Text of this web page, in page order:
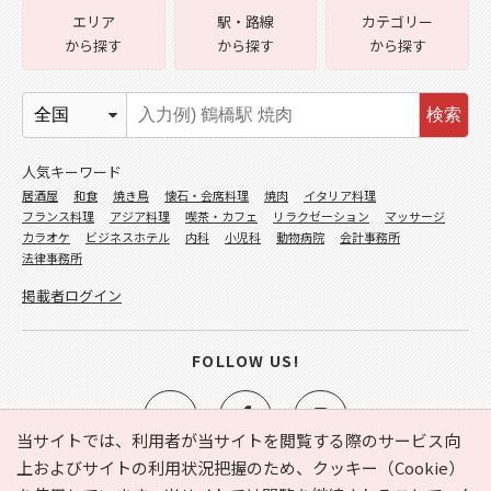
当サイトでは、利用者が当サイトを閲覧する際のサービス向
上およびサイトの利用状況把握のため、クッキー（Cookie）
エリア
から探す
駅・路線
から探す
カテゴリー
から探す
検索
人気キーワード
居酒屋 和食 焼き鳥 懐石・会席料理 焼肉
イタリア料理
フランス料理
アジア料理 喫茶・カフェ リラクゼーション
マッサージ
カラオケ
ビジネスホテル 内科 小児科 動物病院
会計事務所
法律事務所
掲載者ログイン
FOLLOW US!